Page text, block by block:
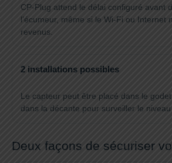
CP-Plug attend le délai configuré avant
l’écumeur, même si le Wi-Fi ou Internet
revenus.
2 installations possibles
Le capteur peut être placé dans le godet
dans la décante pour surveiller le niveau
Deux façons de sécuriser